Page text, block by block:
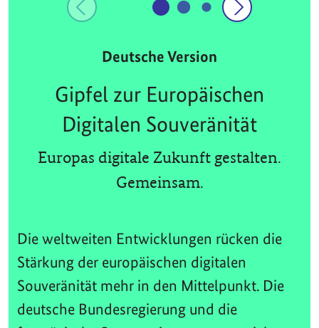
Deutsche Version
Gipfel zur Europäischen
Digitalen Souveränität
Europas digitale Zukunft gestalten.
Gemeinsam.
Die weltweiten Entwicklungen rücken die
Stärkung der europäischen digitalen
Souveränität mehr in den Mittelpunkt. Die
deutsche Bundesregierung und die